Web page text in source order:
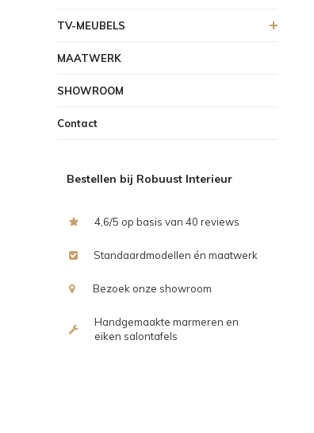
TV-MEUBELS
MAATWERK
SHOWROOM
Contact
Bestellen bij Robuust Interieur
4,6/5 op basis van 40 reviews
Standaardmodellen én maatwerk
Bezoek onze showroom
Handgemaakte marmeren en
eiken salontafels